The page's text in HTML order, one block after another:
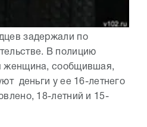
задержали по
В полицию
женщина, сообщившая,
деньги у ее 16-летнего
18-летний и 15-